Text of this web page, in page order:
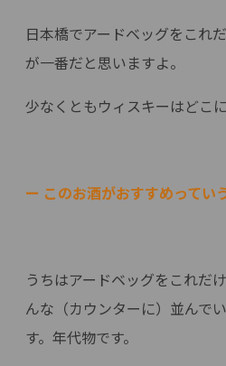
日本橋でアードベッグをこれ
が一番だと思いますよ。
少なくともウィスキーはどこ
ー このお酒がおすすめってい
うちはアードベッグをこれだ
んな（カウンターに）並んで
す。年代物です。